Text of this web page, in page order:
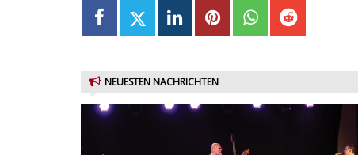
NEUESTEN NACHRICHTEN